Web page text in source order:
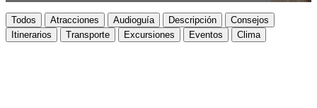
Todos Atracciones Audioguía Descripción
Consejos
Itinerarios
Transporte Excursiones Eventos Clima